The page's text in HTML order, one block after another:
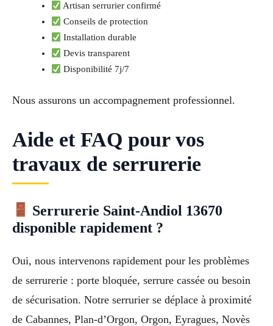
Artisan serrurier confirmé
Conseils de protection
Installation durable
Devis transparent
Disponibilité 7j/7
Nous assurons un accompagnement professionnel.
Aide et FAQ pour vos
travaux de serrurerie
Serrurerie Saint-Andiol 13670
disponible rapidement ?
Oui, nous intervenons rapidement pour les problèmes
de serrurerie : porte bloquée, serrure cassée ou besoin
de sécurisation. Notre serrurier se déplace à proximité
de Cabannes, Plan-d’Orgon, Orgon, Eyragues, Novès